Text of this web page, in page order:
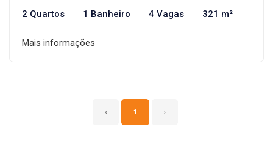
2 Quartos 1 Banheiro 4 Vagas 321 m²
Mais informações
‹ 1 ›